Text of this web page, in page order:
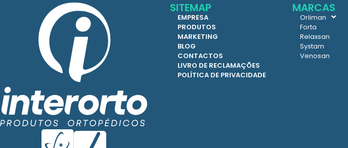
SITEMAP
EMPRESA
PRODUTOS
MARKETING
BLOG
CONTACTOS
LIVRO DE RECLAMAÇÕES
POLÍTICA DE PRIVACIDADE
MARCAS
Orliman
Forta
Relaxsan
Systam
Venosan